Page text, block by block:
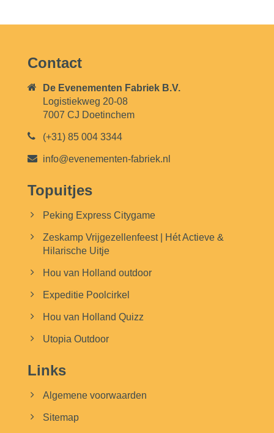
Contact
De Evenementen Fabriek B.V.
Logistiekweg 20-08
7007 CJ Doetinchem
(+31) 85 004 3344
info@evenementen-fabriek.nl
Topuitjes
Peking Express Citygame
Zeskamp Vrijgezellenfeest | Hét Actieve &
Hilarische Uitje
Hou van Holland outdoor
Expeditie Poolcirkel
Hou van Holland Quizz
Utopia Outdoor
Links
Algemene voorwaarden
Sitemap